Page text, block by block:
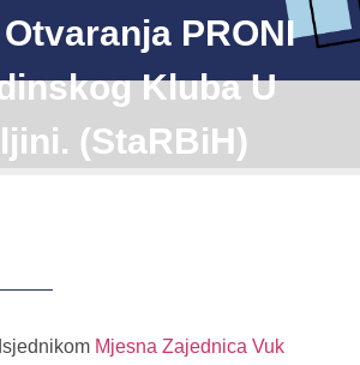
PRONI
Kluba U
(StaRBiH)
Mjesna Zajednica Vuk